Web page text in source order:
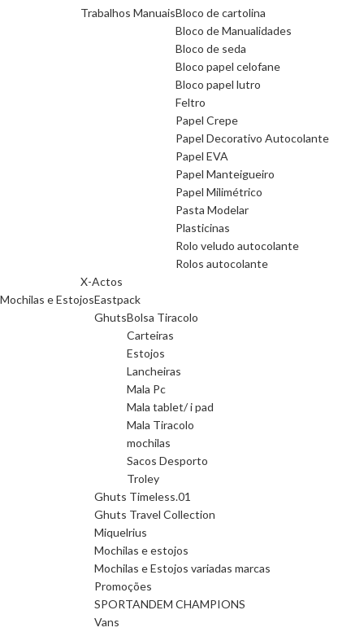
Trabalhos ManuaisBloco de cartolina
Bloco de Manualidades
Bloco de seda
Bloco papel celofane
Bloco papel lutro
Feltro
Papel Crepe
Papel Decorativo Autocolante
Papel EVA
Papel Manteigueiro
Papel Milimétrico
Pasta Modelar
Plasticinas
Rolo veludo autocolante
Rolos autocolante
X-Actos
Mochilas e EstojosEastpack
GhutsBolsa Tiracolo
Carteiras
Estojos
Lancheiras
Mala Pc
Mala tablet/ i pad
Mala Tiracolo
mochilas
Sacos Desporto
Troley
Ghuts Timeless.01
Ghuts Travel Collection
Miquelrius
Mochilas e estojos
Mochilas e Estojos variadas marcas
Promoções
SPORTANDEM CHAMPIONS
Vans